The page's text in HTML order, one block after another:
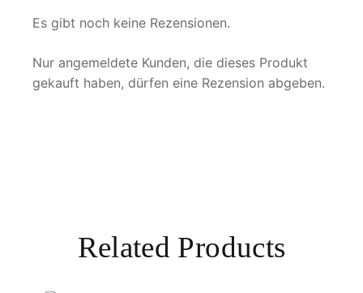
Es gibt noch keine Rezensionen.
Nur angemeldete Kunden, die dieses Produkt
gekauft haben, dürfen eine Rezension abgeben.
Related Products